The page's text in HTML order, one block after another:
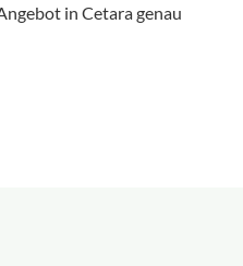
in Cetara genau